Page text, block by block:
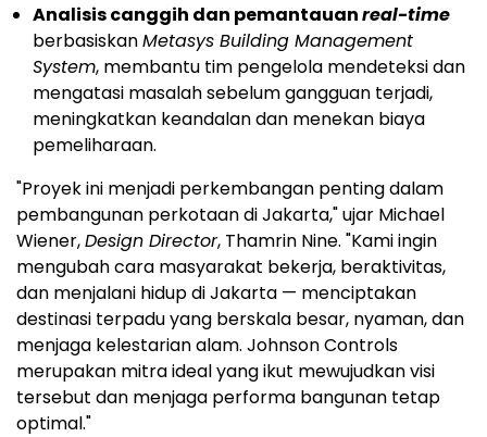
Analisis canggih dan pemantauanreal-time
berbasiskanMetasys Building Management
System, membantu tim pengelola mendeteksi dan
mengatasi masalah sebelum gangguan terjadi,
meningkatkan keandalan dan menekan biaya
pemeliharaan.
"Proyek ini menjadi perkembangan penting dalam
pembangunan perkotaan diJakarta," ujar Michael
Wiener,Design Director, Thamrin Nine. "Kami ingin
mengubah cara masyarakat bekerja, beraktivitas,
dan menjalani hidup diJakarta — menciptakan
destinasi terpadu yang berskala besar, nyaman, dan
menjaga kelestarian alam. Johnson Controls
merupakan mitra ideal yang ikut mewujudkan visi
tersebut dan menjaga performa bangunan tetap
optimal."